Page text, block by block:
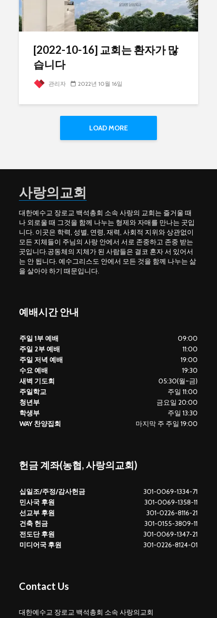
[2022-10-16] 교회는 환자가 많
습니다
관리자 2022년 10월 16일
LOAD MORE
사랑의교회
대한예수교 장로교 백석총회 소속 사랑의 교회는 즐거울 때
나 외로울 때 그것을 함께 나누는 형제와 자매를 만나는 곳입
니다. 이곳은 학력, 성별, 연령, 재력, 사회적 지위와 상관없이
모든 지체들이 주님의 사랑 안에서 서로 존중하고 존중 받는
곳입니다.공동체의 지체가 된 사람들은 결코 혼자 서 있어서
는 안 됩니다. 예수그리스도 안에서 모든 것을 함께 나누는 삶
을 살아야 하기 때문입니다.
예배시간 안내
주일 1부 예배
09:00
주일 2부 예배
11:00
주일 저녁 예배
19:00
수요 예배
19:30
새벽 기도회
05:30(월~금)
주일학교
주일 11:00
청년부
금요일 20:00
학생부
주일 13:30
WAY 찬양집회
마지막 주 주일 19:00
헌금 계좌(농협, 사랑의교회)
십일조/주정/감사헌금
301-0069-1334-71
민사국 후원
301-0069-1358-11
선교부 후원
301-0226-8116-21
건축 헌금
301-0155-3809-11
전도단 후원
301-0069-1347-21
미디어국 후원
301-0226-8124-01
Contact Us
대한예수교 장로교 백석총회 소속 사랑의교회